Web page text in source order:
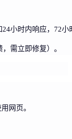
小时内响应，72小
需立即修复）。
网页。